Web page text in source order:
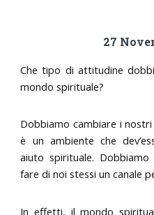
27
Che tipo di attitudine
mondo spirituale?
Dobbiamo cambiare i
è un ambiente che
aiuto spirituale.
fare di noi stessi un canale
In effetti, il mondo